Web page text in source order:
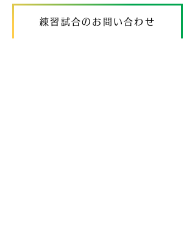
練習試合のお問い合わせ